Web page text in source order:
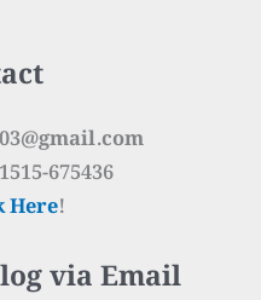
675436
Here!
via Email